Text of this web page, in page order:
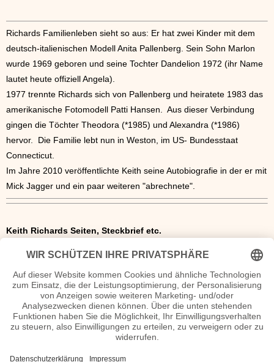
Richards Familienleben sieht so aus: Er hat zwei Kinder mit dem
deutsch-italienischen Modell Anita Pallenberg. Sein Sohn Marlon
wurde 1969 geboren und seine Tochter Dandelion 1972 (ihr Name
lautet heute offiziell Angela).
1977 trennte Richards sich von Pallenberg und heiratete 1983 das
amerikanische Fotomodell Patti Hansen. Aus dieser Verbindung
gingen die Töchter Theodora (*1985) und Alexandra (*1986)
hervor. Die Familie lebt nun in Weston, im US- Bundesstaat
Connecticut.
Im Jahre 2010 veröffentlichte Keith seine Autobiografie in der er mit
Mick Jagger und ein paar weiteren "abrechnete".
Keith Richards Seiten, Steckbrief etc.
Richards
Keith Richards Videos
Keith Richards Diskografie
1978 - Run Rudolph Run (Single)